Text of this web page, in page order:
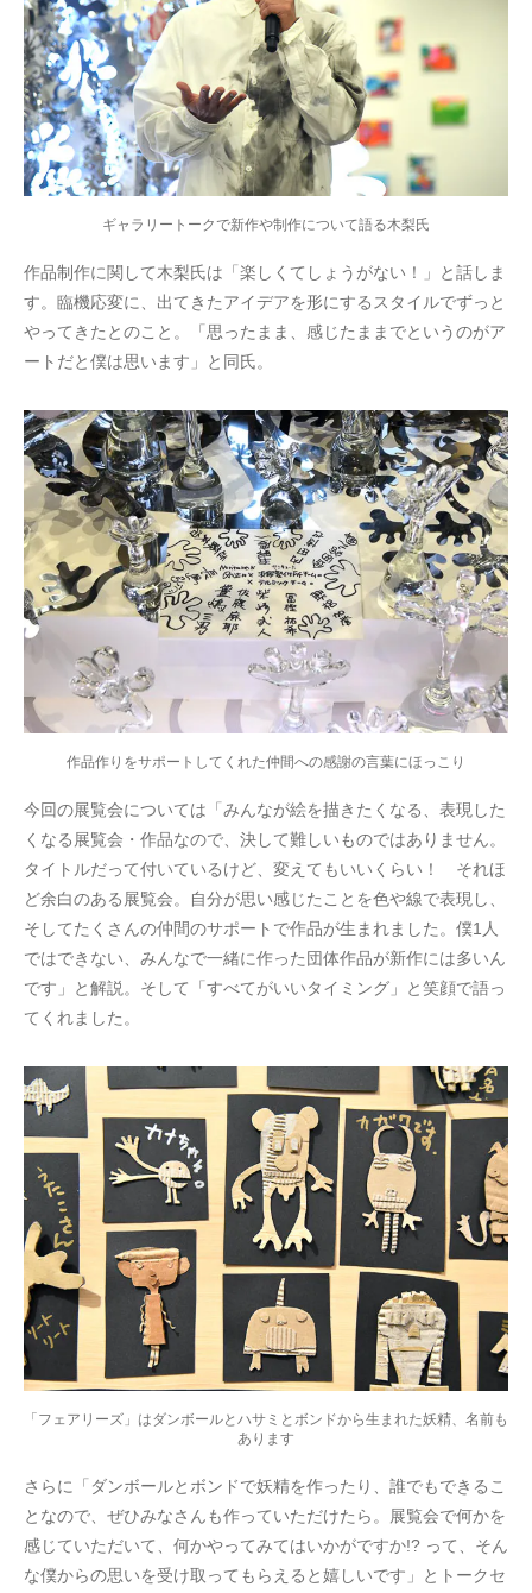
ギャラリートークで新作や制作について語る木梨氏
作品制作に関して木梨氏は「楽しくてしょうがない！」と話しま
す。臨機応変に、出てきたアイデアを形にするスタイルでずっと
やってきたとのこと。「思ったまま、感じたままでというのがア
ートだと僕は思います」と同氏。
作品作りをサポートしてくれた仲間への感謝の言葉にほっこり
今回の展覧会については「みんなが絵を描きたくなる、表現した
くなる展覧会・作品なので、決して難しいものではありません。
タイトルだって付いているけど、変えてもいいくらい！ それほ
ど余白のある展覧会。自分が思い感じたことを色や線で表現し、
そしてたくさんの仲間のサポートで作品が生まれました。僕1人
ではできない、みんなで一緒に作った団体作品が新作には多いん
です」と解説。そして「すべてがいいタイミング」と笑顔で語っ
てくれました。
「フェアリーズ」はダンボールとハサミとボンドから生まれた妖精、名前も
あります
さらに「ダンボールとボンドで妖精を作ったり、誰でもできるこ
となので、ぜひみなさんも作っていただけたら。展覧会で何かを
感じていただいて、何かやってみてはいかがですか!? って、そん
な僕からの思いを受け取ってもらえると嬉しいです」とトークセ